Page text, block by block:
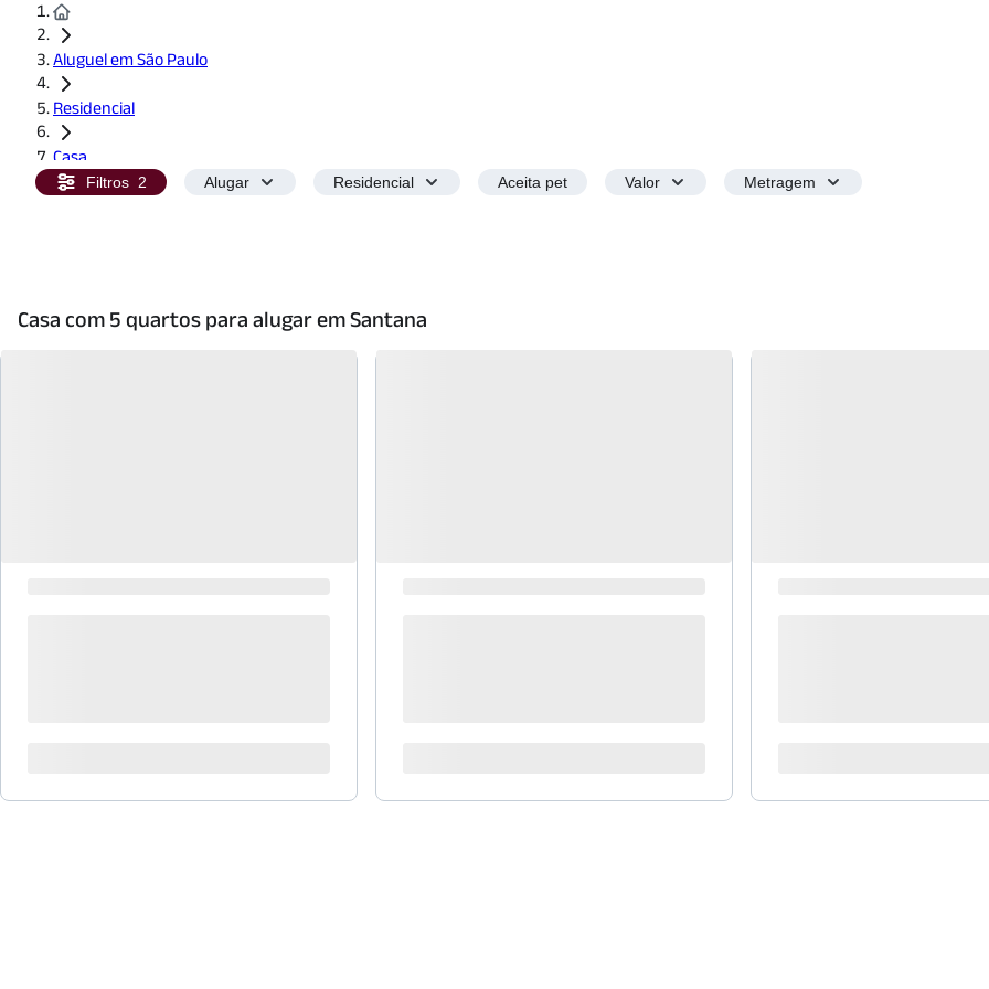
Aluguel em São Paulo
Residencial
Casa
Filtros 2 Alugar Residencial Aceita pet Valor Metragem
Casa com 5 quartos para alugar em Santana